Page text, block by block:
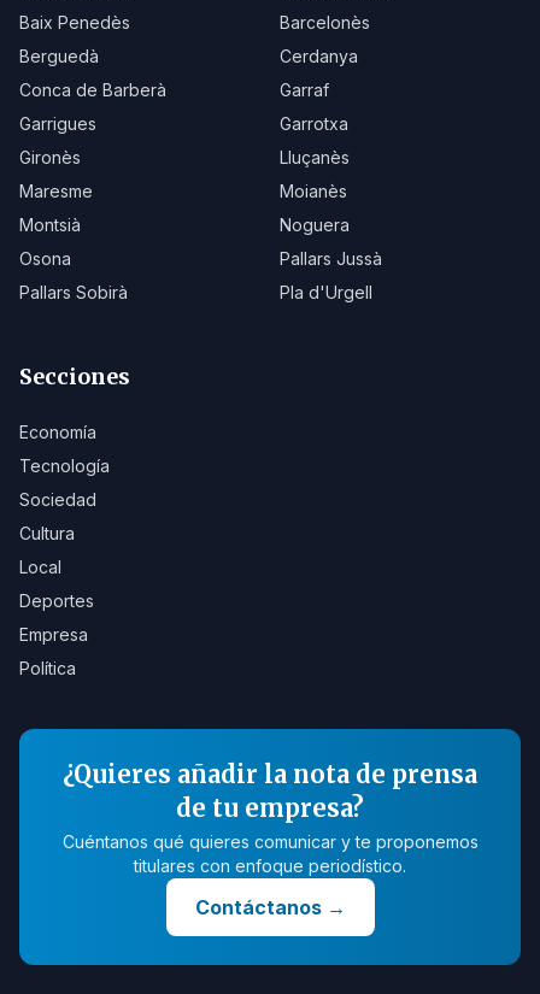
Baix Penedès
Barcelonès
Berguedà
Cerdanya
Conca de Barberà
Garraf
Garrigues
Garrotxa
Gironès
Lluçanès
Maresme
Moianès
Montsià
Noguera
Osona
Pallars Jussà
Pallars Sobirà
Pla d'Urgell
Secciones
Economía
Tecnología
Sociedad
Cultura
Local
Deportes
Empresa
Política
¿Quieres añadir la nota de prensa
de tu empresa?
Cuéntanos qué quieres comunicar y te proponemos
titulares con enfoque periodístico.
Contáctanos→